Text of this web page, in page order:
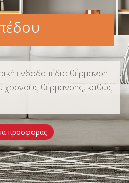
ενδοδαπέδια θέρμανση
χρόνους θέρμανσης, καθώς
προσφοράς